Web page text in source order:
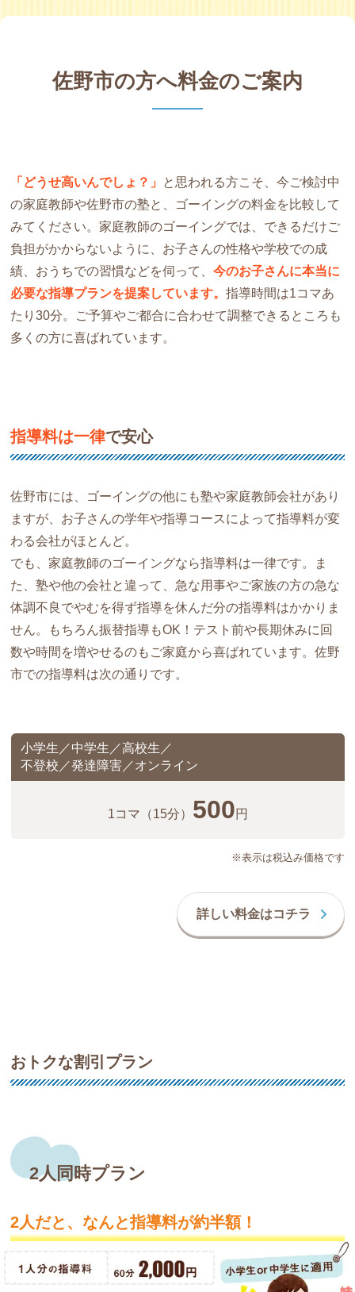
佐野市の方へ料金のご案内
「どうせ高いんでしょ？」 と思われる方こそ、今ご検討中
の家庭教師や佐野市の塾と、ゴーイングの料金を比較して
みてください。家庭教師のゴーイングでは、できるだけご
負担がかからないように、お子さんの性格や学校での成
績、おうちでの習慣などを伺って、今のお子さんに本当に
必要な指導プランを提案しています。指導時間は1コマあ
たり30分。ご予算やご都合に合わせて調整できるところも
多くの方に喜ばれています。
指導料は一律で安心
佐野市には、ゴーイングの他にも塾や家庭教師会社があり
ますが、お子さんの学年や指導コースによって指導料が変
わる会社がほとんど。
でも、家庭教師のゴーイングなら指導料は一律です。ま
た、塾や他の会社と違って、急な用事やご家族の方の急な
体調不良でやむを得ず指導を休んだ分の指導料はかかりま
せん。もちろん振替指導もOK！テスト前や長期休みに回
数や時間を増やせるのもご家庭から喜ばれています。佐野
市での指導料は次の通りです。
※表示は税込み価格です
小学生／中学生／高校生／
不登校／発達障害／オンライン
1コマ （15分） 500 円
詳しい料金はコチラ
おトクな割引プラン
2人同時プラン
2人だと、なんと指導料が約半額！